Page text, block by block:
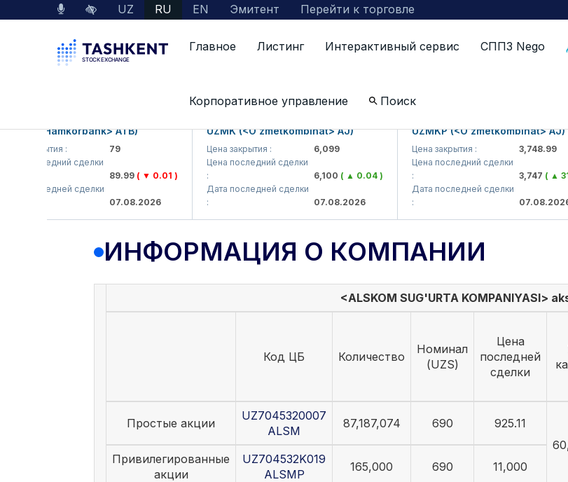
UZ RU EN Эмитент Перейти к торговле
Главное Листинг Интерактивный сервис СППЗ Nego
Корпоративное управление Поиск
Информация о компании
(<Hamkorbank> ATB)
закрытия :
последний сделки
89.99( ▼ 0.01 )
последней сделки
07.08.2026
UZMK (<O'zmetkombinat> AJ)
Цена закрытия :
6,099
Цена последний сделки
6,100( ▲ 0.04 )
Дата последней сделки
07.08.2026
UZMKP (<O'zmetkombinat> AJ)
Цена закрытия :
3,748.99
Цена последний сделки
3,747( ▲ 31.01
Дата последней сделки
07.08.2026
ИНФОРМАЦИЯ О КОМПАНИИ
<ALSKOM SUG'URTA KOMPANIYASI>
Код ЦБ Количество
Номинал
(UZS)
Цена
последней
сделки
Простые акции
UZ7045320007
ALSM
87,187,074 690
925.11
Привилегированные
акции
UZ704532K019
ALSMP
165,000 690 11,000